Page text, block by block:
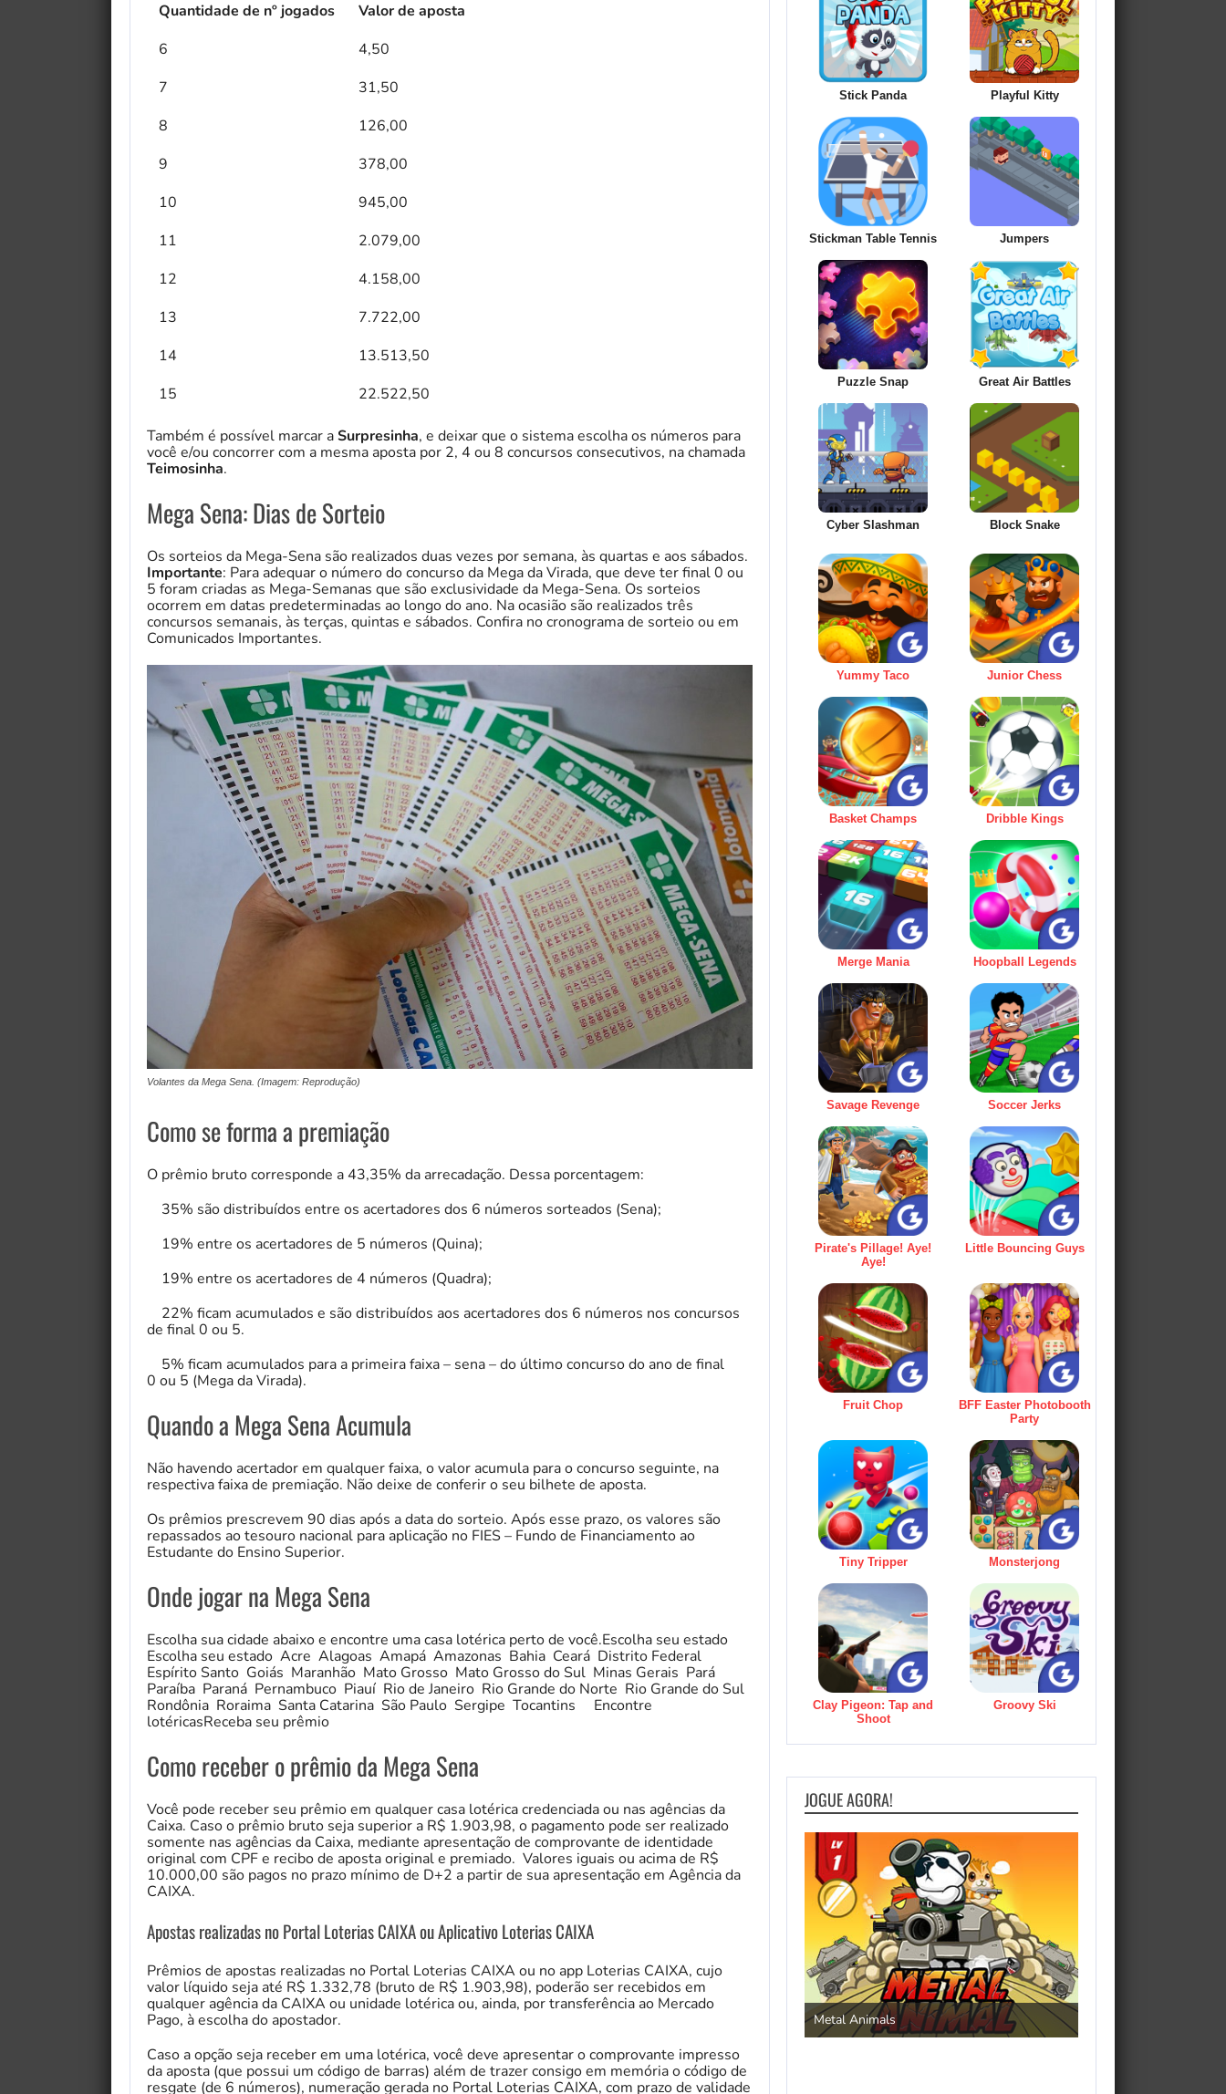
Quantidade de nº jogados
Valor de aposta
6
4,50
7
31,50
8
126,00
9
378,00
10
945,00
11
2.079,00
12
4.158,00
13
7.722,00
14
13.513,50
15
22.522,50
Também é possível marcar aSurpresinha, e deixar que o sistema escolha os números para
você e/ou concorrer com a mesma aposta por 2, 4 ou 8 concursos consecutivos, na chamada
Teimosinha.
Mega Sena: Dias de Sorteio
Os sorteios da Mega-Sena são realizados duas vezes por semana, às quartas e aos sábados.
Importante: Para adequar o número do concurso da Mega da Virada, que deve ter final 0 ou
5 foram criadas as Mega-Semanas que são exclusividade da Mega-Sena. Os sorteios
ocorrem em datas predeterminadas ao longo do ano. Na ocasião são realizados três
concursos semanais, às terças, quintas e sábados. Confira no cronograma de sorteio ou em
Comunicados Importantes.
Volantes da Mega Sena. (Imagem: Reprodução)
Como se forma a premiação
O prêmio bruto corresponde a 43,35% da arrecadação. Dessa porcentagem:
35% são distribuídos entre os acertadores dos 6 números sorteados (Sena);
19% entre os acertadores de 5 números (Quina);
19% entre os acertadores de 4 números (Quadra);
22% ficam acumulados e são distribuídos aos acertadores dos 6 números nos concursos
de final 0 ou 5.
5% ficam acumulados para a primeira faixa – sena – do último concurso do ano de final
0 ou 5 (Mega da Virada).
Quando a Mega Sena Acumula
Não havendo acertador em qualquer faixa, o valor acumula para o concurso seguinte, na
respectiva faixa de premiação. Não deixe de conferir o seu bilhete de aposta.
Os prêmios prescrevem 90 dias após a data do sorteio. Após esse prazo, os valores são
repassados ao tesouro nacional para aplicação no FIES – Fundo de Financiamento ao
Estudante do Ensino Superior.
Onde jogar na Mega Sena
Escolha sua cidade abaixo e encontre uma casa lotérica perto de você.Escolha seu estado
Escolha seu estado Acre Alagoas Amapá Amazonas Bahia Ceará Distrito Federal
Espírito Santo Goiás Maranhão Mato Grosso Mato Grosso do Sul Minas Gerais Pará
Paraíba Paraná Pernambuco Piauí Rio de Janeiro Rio Grande do Norte Rio Grande do Sul
Rondônia Roraima Santa Catarina São Paulo Sergipe Tocantins Encontre
lotéricasReceba seu prêmio
Como receber o prêmio da Mega Sena
Você pode receber seu prêmio em qualquer casa lotérica credenciada ou nas agências da
Caixa. Caso o prêmio bruto seja superior a R$ 1.903,98, o pagamento pode ser realizado
somente nas agências da Caixa, mediante apresentação de comprovante de identidade
original com CPF e recibo de aposta original e premiado. Valores iguais ou acima de R$
10.000,00 são pagos no prazo mínimo de D+2 a partir de sua apresentação em Agência da
CAIXA.
Apostas realizadas no Portal Loterias CAIXA ou Aplicativo Loterias CAIXA
Prêmios de apostas realizadas no Portal Loterias CAIXA ou no app Loterias CAIXA, cujo
valor líquido seja até R$ 1.332,78 (bruto de R$ 1.903,98), poderão ser recebidos em
qualquer agência da CAIXA ou unidade lotérica ou, ainda, por transferência ao Mercado
Pago, à escolha do apostador.
Caso a opção seja receber em uma lotérica, você deve apresentar o comprovante impresso
da aposta (que possui um código de barras) além de trazer consigo em memória o código de
resgate (de 6 números), numeração gerada no Portal Loterias CAIXA, com prazo de validade
Stick Panda Playful Kitty
Stickman Table Tennis Jumpers
Puzzle Snap Great Air Battles
Cyber Slashman Block Snake
Yummy Taco Junior Chess
Basket Champs Dribble Kings
Merge Mania Hoopball Legends
Savage Revenge Soccer Jerks
Pirate's Pillage! Aye!
Aye!
Little Bouncing Guys
Fruit Chop
BFF Easter Photobooth
Party
Tiny Tripper Monsterjong
Clay Pigeon: Tap and
Shoot
Groovy Ski
JOGUE AGORA!
My Fairytale Griffin
Jogos de Aventura
Metal Animals